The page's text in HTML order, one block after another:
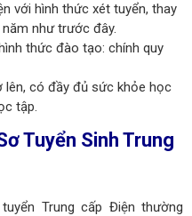
với hình thức xét tuyển, thay
như trước đây.
thức đào tạo: chính quy
lên, có đầy đủ sức khỏe học
tập.
Tuyển Sinh Trung
Trung cấp Điện thường